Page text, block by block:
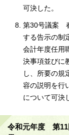
可決した。
第30号議案
する告示の制
会計年度任用
決事項並びに
し、所要の規
容の説明を行
について可決
令和元年度 第